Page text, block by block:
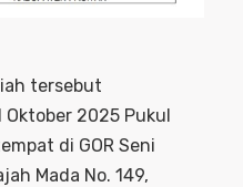
tersebut
Oktober 2025 Pukul
di GOR Seni
Mada No. 149,